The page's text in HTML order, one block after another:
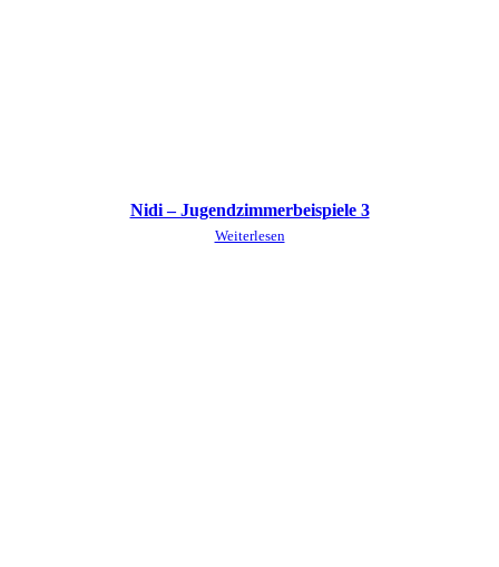
Nidi – Jugendzimmerbeispiele 3
Weiterlesen